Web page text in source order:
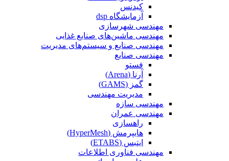
کیدنس
آزمایشگاه dsp
مهندسی شهرسازی
مهندسی ماشین‌های صنایع غذایی
مهندسی صنایع و سیستم‌های مدیریت
مهندسی صنایع
فستو
آرنا (Arena)
گمز (GAMS)
مدیریت مهندسی
مهندسی سازه
مهندسی عمران‌
راهسازی
هایپرمش (HyperMesh)
ایتبس (ETABS)
مهندسی فناوری اطلاعات